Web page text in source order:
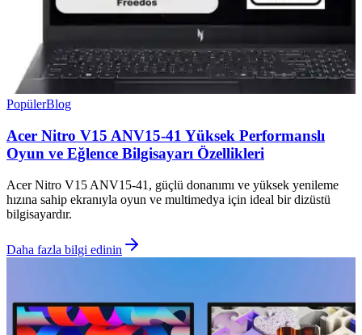
PopülerBlog
Acer Nitro V15 ANV15-41 Yüksek Performanslı
Oyun ve Eğlence Bilgisayarı Özellikleri
Acer Nitro V15 ANV15-41, güçlü donanımı ve yüksek yenileme
hızına sahip ekranıyla oyun ve multimedya için ideal bir dizüstü
bilgisayardır.
Daha fazla bilgi edinin